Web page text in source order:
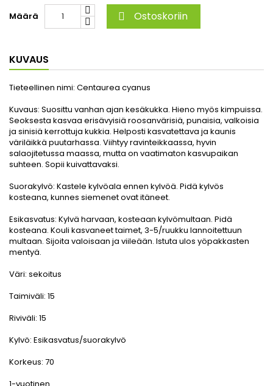
Määrä  Ostoskoriin
KUVAUS
Tieteellinen nimi: Centaurea cyanus
Kuvaus: Suosittu vanhan ajan kesäkukka. Hieno myös kimpuissa.
Seoksesta kasvaa erisävyisiä roosanvärisiä, punaisia, valkoisia
ja sinisiä kerrottuja kukkia. Helposti kasvatettava ja kaunis
väriläikkä puutarhassa. Viihtyy ravinteikkaassa, hyvin
salaojitetussa maassa, mutta on vaatimaton kasvupaikan
suhteen. Sopii kuivattavaksi.
Suorakylvö: Kastele kylvöala ennen kylvöä. Pidä kylvös
kosteana, kunnes siemenet ovat itäneet.
Esikasvatus: Kylvä harvaan, kosteaan kylvömultaan. Pidä
kosteana. Kouli kasvaneet taimet, 3-5/ruukku lannoitettuun
multaan. Sijoita valoisaan ja viileään. Istuta ulos yöpakkasten
mentyä.
Väri: sekoitus
Taimiväli: 15
Riviväli: 15
Kylvö: Esikasvatus/suorakylvö
Korkeus: 70